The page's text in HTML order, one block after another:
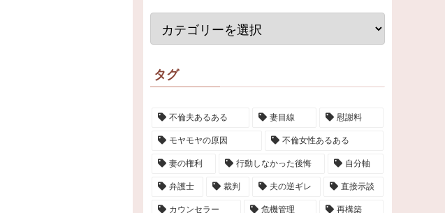
タグ
不倫夫あるある 妻目線 慰謝料
モヤモヤの原因 不倫女性あるある
妻の権利 行動しなかった後悔 自分軸
弁護士 裁判 夫の逆ギレ 直接示談
カウンセラー 危機管理 再構築